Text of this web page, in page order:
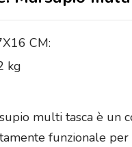
CM:
kg
multi tasca è un
funzionale per